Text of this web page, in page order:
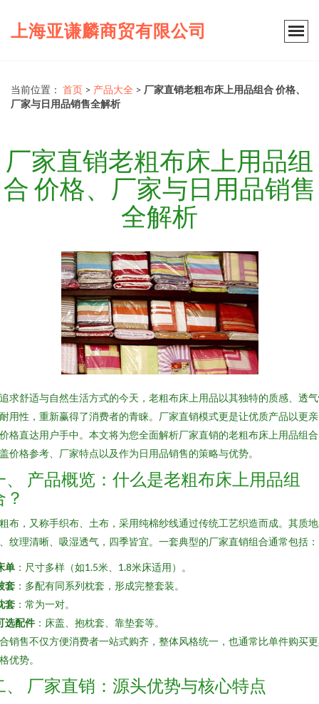
上海亚谦麟商贸有限公司
当前位置： 首页 > 产品大全 > 厂家直销老粗布床上用品组合 价格、
厂家与日用品销售全解析
厂家直销老粗布床上用品组
合 价格、厂家与日用品销售
全解析
求舒适与自然生活方式的今天，老粗布床上用品以其独特的质感、透
用性，重新赢得了消费者的青睐。厂家直销模式更是让优质产品以更
格直达用户手中。本文将为您全面解析厂家直销的老粗布床上用品组
价格参考、厂家特点以及作为日用品销售的策略与优势。
、 产品概览：什么是老粗布床上用品组
？
布，又称手织布、土布，采用纯棉纱线通过传统工艺织造而成。其质
纹理清晰、吸湿透气，四季皆宜。一套典型的厂家直销组合通常包括：
单 ：尺寸多样（如1.5米、1.8米床适用）。
套 ：多配有同系列枕套，形成完整套装。
套 ：常为一对。
选配件 ：床盖、抱枕套、靠垫套等。
销售不仅方便消费者一站式购齐，整体风格统一，也通常比单件购买
优势。
、 厂家直销：源头优势与核心特点